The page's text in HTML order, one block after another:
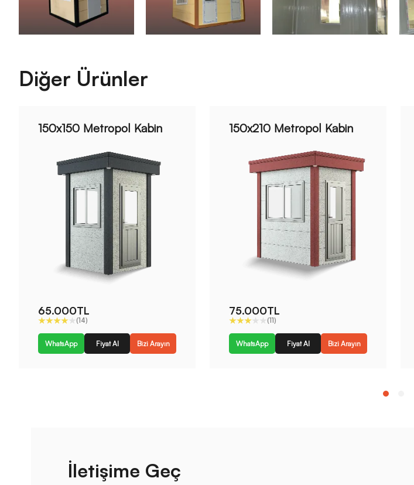
Diğer Ürünler
150x150 Metropol Kabin
65.000TL
(14)
WhatsApp Fiyat Al Bizi Arayın
150x210 Metropol Kabin
75.000TL
(11)
WhatsApp Fiyat Al Bizi Arayın
İletişime Geç